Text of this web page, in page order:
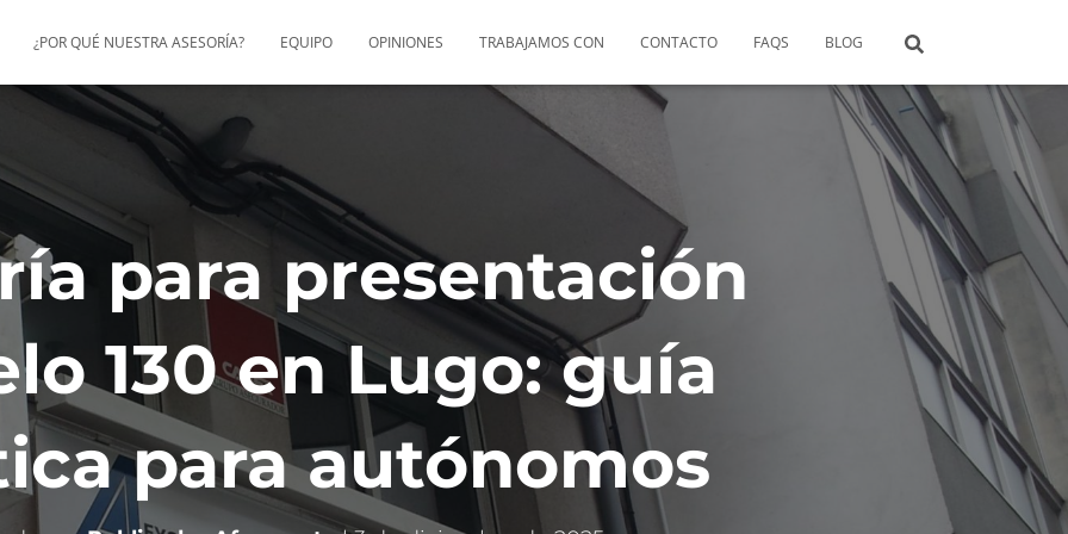
¿POR QUÉ NUESTRA ASESORÍA? EQUIPO OPINIONES TRABAJAMOS CON CONTACTO FAQS BLOG
para presentación
130 en Lugo: guía
para autónomos